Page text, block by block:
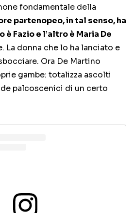
fondamentale della
partenopeo, in tal senso, ha
Fazio e l’altro è Maria De
La donna che lo ha lanciato e
Ora De Martino
gambe: totalizza ascolti
palcoscenici di un certo